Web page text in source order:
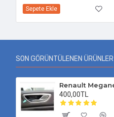
Sepete Ekle
SON GÖRÜNTÜLENEN ÜRÜNLER
400,00TL